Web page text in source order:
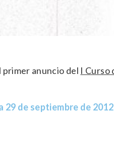
primer anuncio del I Curso
29 de septiembre de 2012